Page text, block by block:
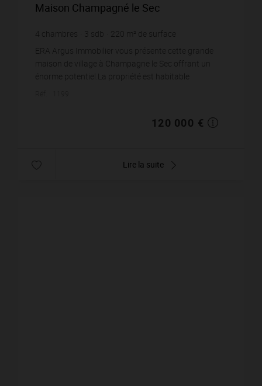
Maison Champagné le Sec
4 chambres 3 sdb 220 m² de surface
1 105
ERA Argus Immobilier vous présente cette grande
maison de village à Champagne le Sec offrant un
énorme potentiel.La propriété est habitable
120 000 €
Lire la suite